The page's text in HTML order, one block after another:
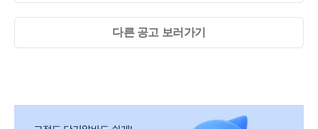
다른 공고 보러가기